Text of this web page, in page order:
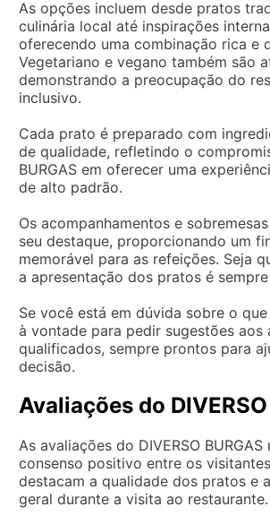
As opções incluem desde pratos
culinária local até inspirações
oferecendo uma combinação rica e
Vegetariano e vegano também são
demonstrando a preocupação do
inclusivo.
Cada prato é preparado com
de qualidade, refletindo o
BURGAS em oferecer uma
de alto padrão.
Os acompanhamentos e
seu destaque, proporcionando um
memorável para as refeições. Seja
a apresentação dos pratos é
Se você está em dúvida sobre o
à vontade para pedir sugestões aos
qualificados, sempre prontos para
decisão.
Avaliações do DIVERSO
As avaliações do DIVERSO BURGAS
consenso positivo entre os
destacam a qualidade dos pratos e
geral durante a visita ao restaurante.